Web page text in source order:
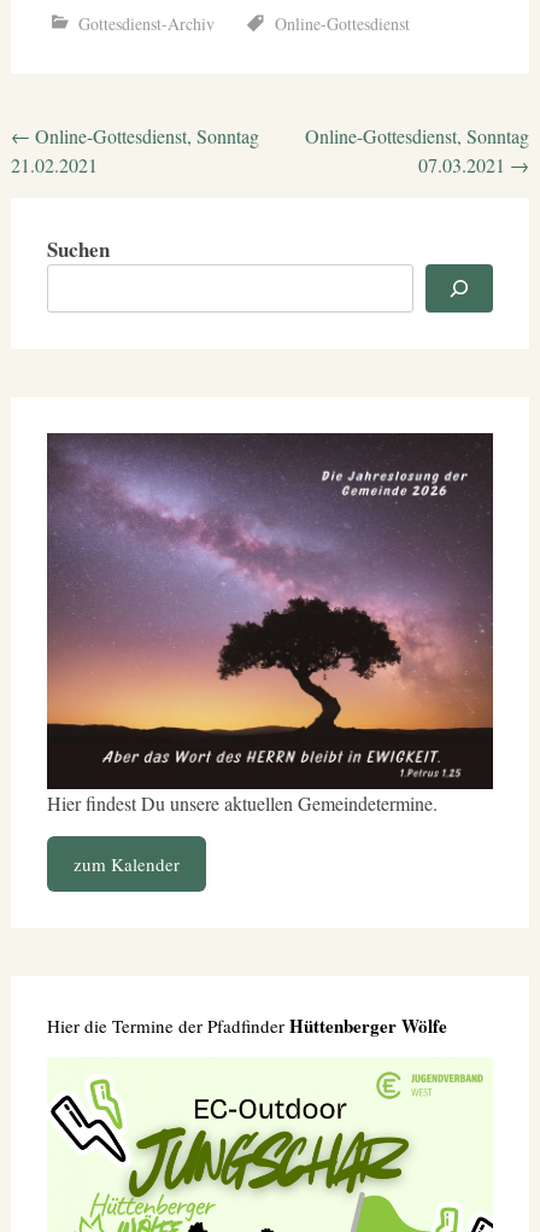
Gottesdienst-Archiv Online-Gottesdienst
Beitragsnavigation
← Online-Gottesdienst, Sonntag
21.02.2021
Online-Gottesdienst, Sonntag
07.03.2021 →
Suchen
Hier findest Du unsere aktuellen Gemeindetermine.
zum Kalender
Hier die Termine der Pfadfinder Hüttenberger Wölfe